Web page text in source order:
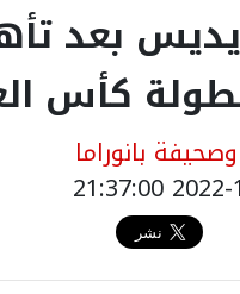
بعد
كأس
بانوراما